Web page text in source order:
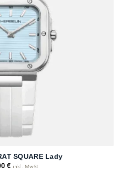
SQUARE Lady
€ inkl. MwSt